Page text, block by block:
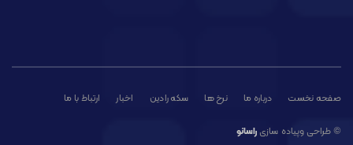
صفحه نخست درباره ما نرخ ها سکه رادین اخبار ارتباط با ما
© طراحی وپیاده سازی راسانو